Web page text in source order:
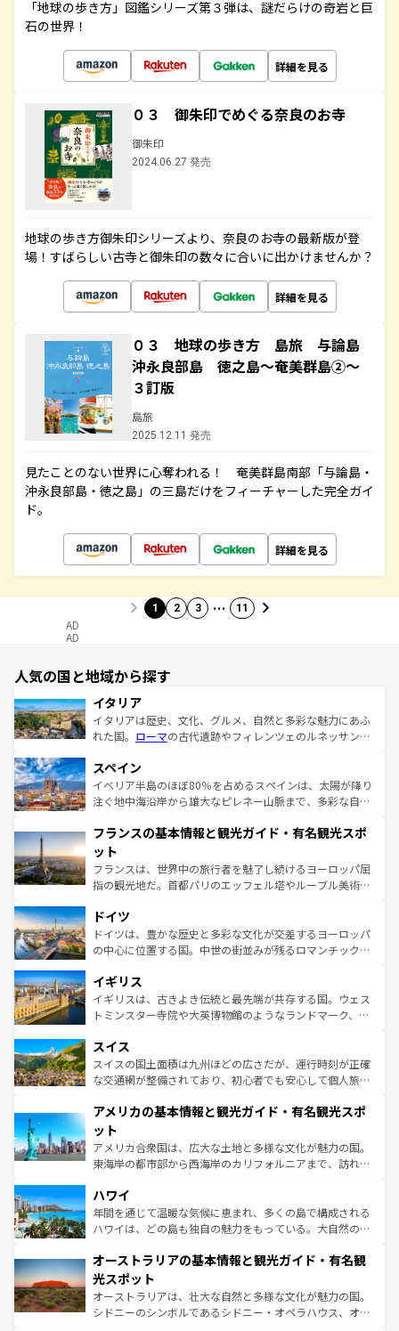
「地球の歩き方」図鑑シリーズ第３弾は、謎だらけの奇岩と巨
石の世界！
詳細を見る
０３ 御朱印でめぐる奈良のお寺
御朱印
2024.06.27 発売
地球の歩き方御朱印シリーズより、奈良のお寺の最新版が登
場！すばらしい古寺と御朱印の数々に合いに出かけませんか？
詳細を見る
０３ 地球の歩き方 島旅 与論島
沖永良部島 徳之島～奄美群島②～
３訂版
島旅
2025.12.11 発売
見たことのない世界に心奪われる！ 奄美群島南部「与論島・
沖永良部島・徳之島」の三島だけをフィーチャーした完全ガイ
ド。
詳細を見る
1 2 3 … 11
AD
AD
人気の国と地域から探す
イタリア
イタリアは歴史、文化、グルメ、自然と多彩な魅力にあふ
れた国。 ローマの古代遺跡やフィレンツェのルネッサンス
ろん、トスカーナの美しい田園風景やアマルフィ海岸の絶
景など、自然景観も見逃せない。観光の合間には、本場の
ピザやパスタなど、絶品のイタリア料理を堪能することも
ませてくれるイタリアで、忘れられない旅をしてみよう！
なお、新着のイタリア情報は
しい。
スペイン
イベリア半島のほぼ80％を占めるスペインは、太陽が降り
注ぐ地中海沿岸から雄大なピレネー山脈まで、多彩な自然
文化が根付くこの国では、情熱的なフラメンコ、熱気あふ
れる闘牛、そして美味しいタパスが生活の一部となってい
る。首都マドリードの洗練された雰囲気や、バルセロナの
アートに溢れた街角から、地方では古代ローマ遺跡や中世
せる。地方によって風土や気候が異なるスペインはその個
性で訪れる人を魅了する。 なお、新着のスペイン情報は コ
ンテンツ一覧を参照してほしい。
フランスの基本情報と観光ガイド・有名観光スポ
ット
フランスは、世界中の旅行者を魅了し続けるヨーロッパ屈
指の観光地だ。首都パリのエッフェル塔やルーブル美術館
で、幅広い魅力が詰まっている。華麗な宮殿、歴史的な大
聖堂、美しいビーチ、そして豊かな自然が、訪れる者を心
から魅了する。また、フランスは美食の国としても知ら
いる。シャンパンの発祥地であるランス、プロヴァンスの
香り高いラベンダー畑など、多彩な楽しみ方が可能だ。さ
らに、パリ以外の地域にも魅力が溢れており、どの街角に
れる地方に足を運ぶとそれぞれで全く異なる文化を体験で
きるだろう。 なお、新着のフランス情報はコンテンツ一覧
を参照してほしい。
ドイツ
ドイツは、豊かな歴史と多彩な文化が交差するヨーロッパ
の中心に位置する国。中世の街並みが残るロマンチック街
顔を持つこの国は、どこを歩いても飽きることがない。ベ
ルリンの文化的活気、バイエルン州のアルプスの絶景、そ
してライン川沿いのワイン畑といった風景は必見。ビール
は、お酒好きな人にはぜひ体験してほしい。 なお、新着の
ドイツ情報はコンテンツ一覧を参照してほしい。
イギリス
イギリスは、古きよき伝統と最先端が共存する国。ウェス
トミンスター寺院や大英博物館のようなランドマーク、歴
リアごとに異なる魅力がある。また、優雅なアフタヌーン
ティー、ビール好きにはたまらない英国パブ、サッカー観
戦など、本場だからこそできる体験も豊富。イギリスを旅
ンツ一覧を参照してほしい。
スイス
スイスの国土面積は九州ほどの広さだが、運行時刻が正確
な交通網が整備されており、初心者でも安心して個人旅行
の建物がそのまま残る町や、スイスならではのユニークな
博物館もあり、アルプス観光だけでなく町歩きも満喫する
ことができる。国民の所得が高いため物価も高いが、旅行
者向けの交通パス提供のサービスもあり、うまく活用すれ
着のスイス情報は
アメリカの基本情報と観光ガイド・有名観光スポ
ット
アメリカ合衆国は、広大な土地と多様な文化が魅力の国。
東海岸の都市部から西海岸のカリフォルニアまで、訪れる
のような巨大都市は、観光、ショッピング、エンターテイ
ンメントが詰まった刺激的なスポットだ。一方、アメリカ
西部には大自然が広がり、グランドキャニオンやイエロー
部のニューオーリンズでは、音楽と美食が融合した独特の
文化が魅力。旅行者はアメリカの各地域で異なる魅力を楽
しみながら、その多様性と豊かな歴史を感じることができ
るだろう。車でのロードトリップや列車の旅も、アメリカ
ハワイ
年間を通じて温暖な気候に恵まれ、多くの島で構成される
ハワイは、どの島も独自の魅力をもっている。大自然の神
ワイ島は見逃せない。また、定番の観光地といえばオアフ
島だが、静かな自然を求めるならマウイ島やカウアイ島が
おすすめ。エメラルドグリーンに輝く海をはじめ、豊かな
文化や歴史が息づいている。「アロハスピリット」と呼ば
オーストラリアの基本情報と観光ガイド・有名観
光スポット
オーストラリアは、壮大な自然と多様な文化が魅力の国。
シドニーのシンボルであるシドニー・オペラハウス、オー